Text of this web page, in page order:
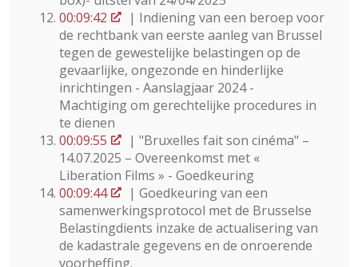
00:09:42
| Indiening van een beroep voor
de rechtbank van eerste aanleg van Brussel
tegen de gewestelijke belastingen op de
gevaarlijke, ongezonde en hinderlijke
inrichtingen - Aanslagjaar 2024 -
Machtiging om gerechtelijke procedures in
te dienen
00:09:55
| "Bruxelles fait son cinéma" –
14.07.2025 – Overeenkomst met «
Liberation Films » - Goedkeuring
00:09:44
| Goedkeuring van een
samenwerkingsprotocol met de Brusselse
Belastingdients inzake de actualisering van
de kadastrale gegevens en de onroerende
voorheffing.